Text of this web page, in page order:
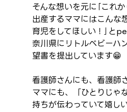
そんな想いを元に｢これ
出産するママにはこんな
育児をしてほしい！｣と
奈川県にリトルベビーハ
望書を提出しています😁
看護師さんにも、看護師
ママにも、「ひとりじゃ
持ちが伝わっていて嬉しい